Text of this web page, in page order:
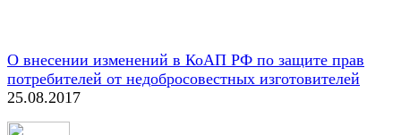
О внесении изменений в КоАП РФ по защите прав
потребителей от недобросовестных изготовителей
25.08.2017